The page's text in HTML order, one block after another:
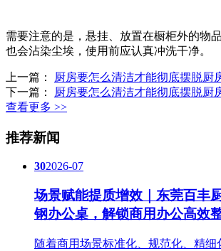
需要注意的是，悬挂、放置在橱柜外的物
也会沾染尘埃，使用前应认真冲洗干净。
上一篇：
厨房要怎么清洁才能彻底摆脱厨
下一篇：
厨房要怎么清洁才能彻底摆脱厨
查看更多 >>
推荐新闻
302026-07
场景赋能提质增效｜东莞百丰
钢办公桌，解锁商用办公高效
随着商用场景标准化、规范化、精